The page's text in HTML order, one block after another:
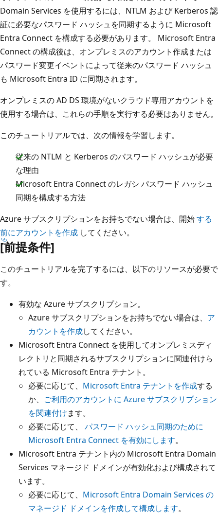
Domain Services を使用するには、NTLM および Kerberos 認
証に必要なパスワード ハッシュを同期するように Microsoft
Entra Connect を構成する必要があります。 Microsoft Entra
Connect の構成後は、オンプレミスのアカウント作成または
パスワード変更イベントによって従来のパスワード ハッシュ
も Microsoft Entra ID に同期されます。
オンプレミスの AD DS 環境がないクラウド専用アカウントを
使用する場合は、これらの手順を実行する必要はありません。
このチュートリアルでは、次の情報を学習します。
従来の NTLM と Kerberos のパスワード ハッシュが必要
な理由
Microsoft Entra Connect のレガシ パスワード ハッシュ
同期を構成する方法
Azure サブスクリプションをお持ちでない場合は、開始する
前にアカウントを作成 してください。
[前提条件]
このチュートリアルを完了するには、以下のリソースが必要で
す。
有効な Azure サブスクリプション。
Azure サブスクリプションをお持ちでない場合は、 ア
カウントを作成してください。
Microsoft Entra Connect を使用してオンプレミスディ
レクトリと同期されるサブスクリプションに関連付けら
れている Microsoft Entra テナント。
必要に応じて、 Microsoft Entra テナントを作成する
か、 ご利用のアカウントに Azure サブスクリプション
を関連付けます。
必要に応じて、 パスワード ハッシュ同期のために
Microsoft Entra Connect を有効にします。
Microsoft Entra テナント内の Microsoft Entra Domain
Services マネージド ドメインが有効化および構成されて
います。
必要に応じて、 Microsoft Entra Domain Services の
マネージド ドメインを作成して構成します。